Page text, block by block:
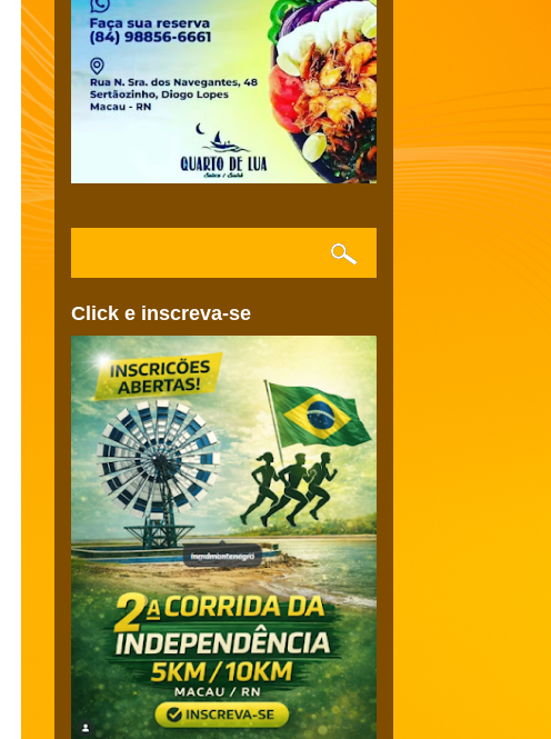
Click e inscreva-se